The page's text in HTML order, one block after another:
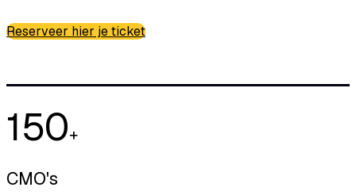
Reserveer hier je ticket
150+
CMO's